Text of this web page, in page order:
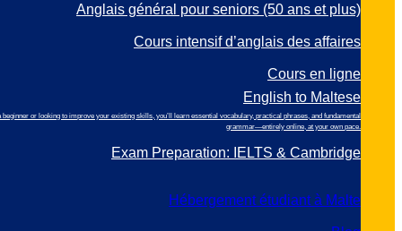
Anglais général pour seniors (50 ans et plus)
Cours intensif d’anglais des affaires
Cours en ligne
English to Maltese
or looking to improve your existing skills, you’ll learn essential vocabulary, practical phrases, and fundamental
grammar—entirely online, at your own pace.
Exam Preparation: IELTS & Cambridge
Hébergement étudiant à Malte